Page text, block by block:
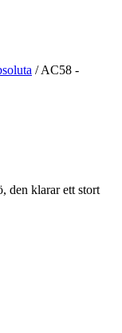
/AC58 -
den klarar ett stort